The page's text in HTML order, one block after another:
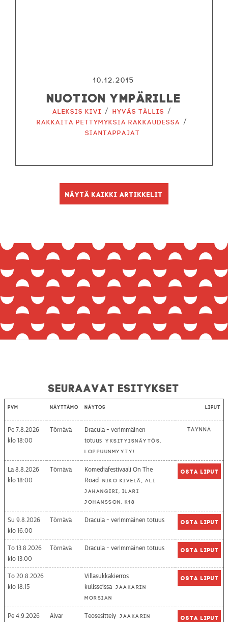
10.12.2015
NUOTION YMPÄRILLE
Aleksis Kivi /Hyväs tällis /
Rakkaita pettymyksiä rakkaudessa /
Siantappajat
Näytä kaikki artikkelit
Seuraavat esitykset
Pvm Näyttämö Näytös Liput
Pe 7.8.2026
18:00
Törnävä
Dracula - verimmäinen
totuus Yksityisnäytös,
loppuunmyyty!
Täynnä
La 8.8.2026
18:00
Törnävä
Komediafestivaali On The
Road
Niko Kivelä, Ali
Jahangiri, Ilari
Johansson, K18
Osta liput
Su 9.8.2026
16:00
Törnävä Dracula - verimmäinen totuus Osta liput
To 13.8.2026
13:00
Törnävä Dracula - verimmäinen totuus Osta liput
To 20.8.2026
18:15
Villasukkakierros
kulisseissa Jääkärin
morsian
Osta liput
Pe 4.9.2026
Alvar Teosesittely Jääkärin
Osta liput